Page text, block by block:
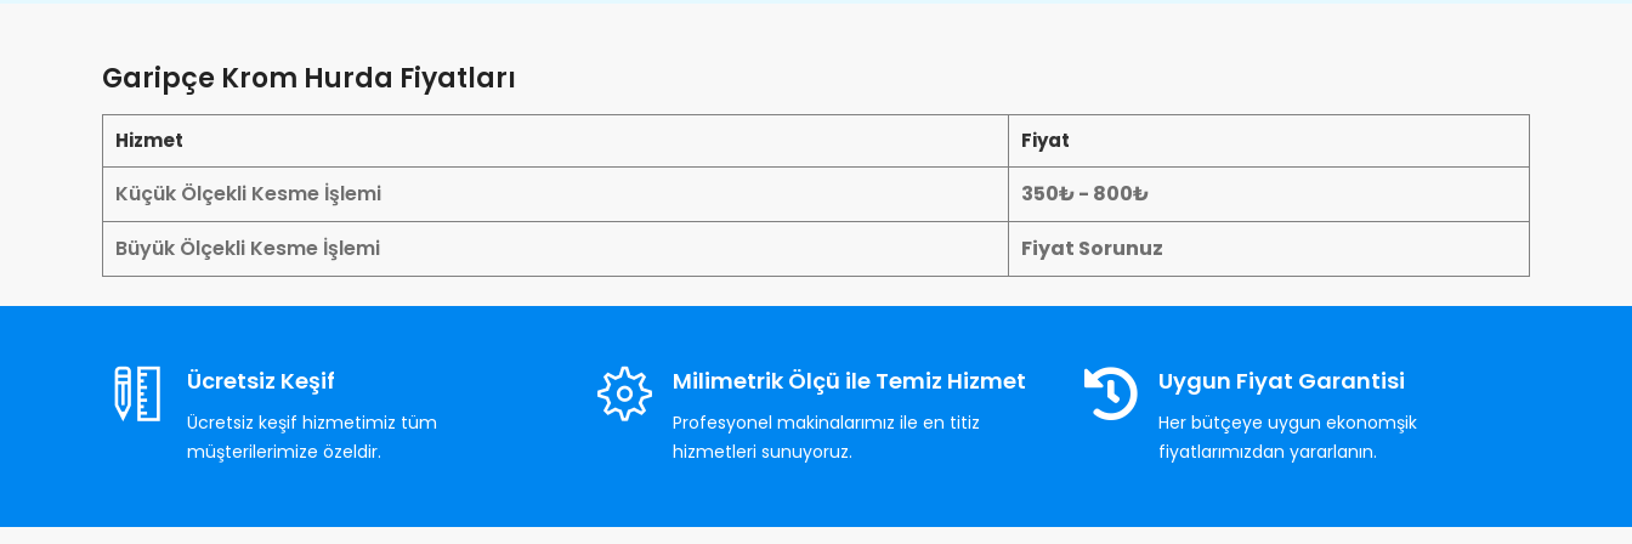
Garipçe Krom Hurda Fiyatları
Hizmet Fiyat
Küçük Ölçekli Kesme İşlemi
350₺ - 800₺
Büyük Ölçekli Kesme İşlemi
Fiyat Sorunuz
Ücretsiz Keşif
Ücretsiz keşif hizmetimiz tüm
müşterilerimize özeldir.
Milimetrik Ölçü ile Temiz Hizmet
Profesyonel makinalarımız ile en titiz
hizmetleri sunuyoruz.
Uygun Fiyat Garantisi
Her bütçeye uygun ekonomşik
fiyatlarımızdan yararlanın.